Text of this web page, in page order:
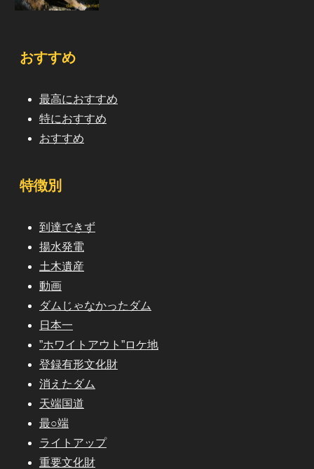
おすすめ
最高におすすめ
特におすすめ
おすすめ
特徴別
到達できず
揚水発電
土木遺産
動画
ダムじゃなかったダム
日本一
”ホワイトアウト”ロケ地
登録有形文化財
消えたダム
天端国道
最○端
ライトアップ
重要文化財